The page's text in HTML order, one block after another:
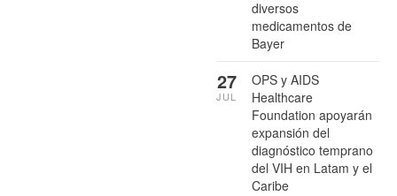
diversos
medicamentos de
Bayer
OPS y AIDS
Healthcare
Foundation apoyarán
expansión del
diagnóstico temprano
del VIH en Latam y el
Caribe
27
JUL